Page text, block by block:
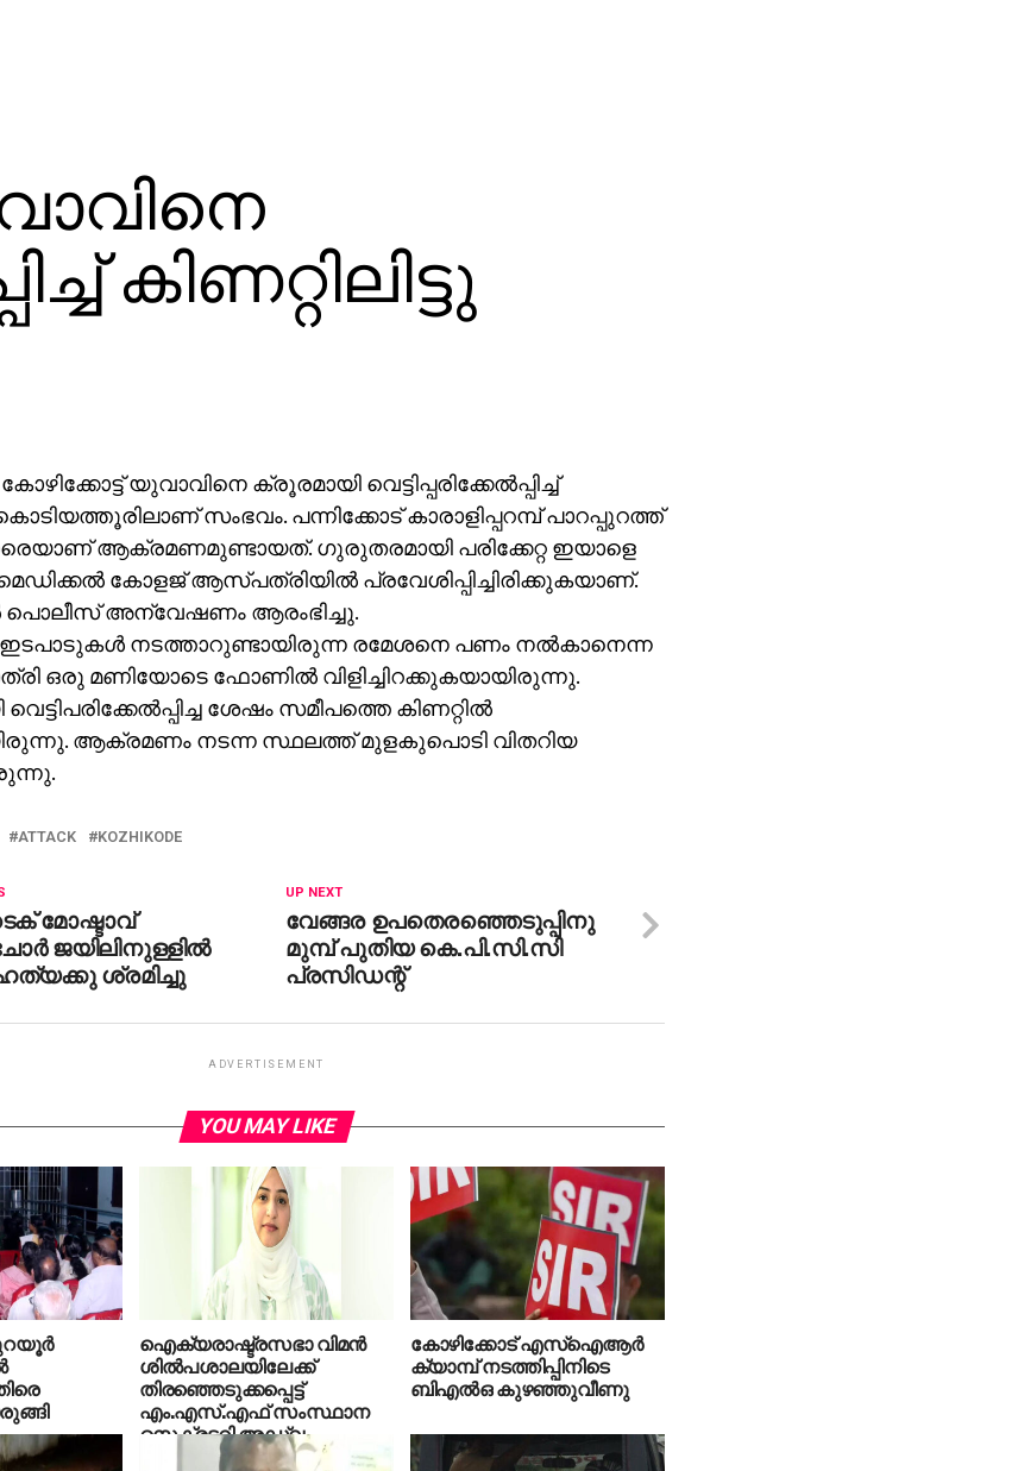
കിണറ്റിലിട്ടു
യുവാവിനെ ക്രൂരമായി വെട്ടിപ്പരിക്കേല്‍പ്പിച്ച്
കൊടിയത്തൂരിലാണ് സംഭവം. പന്നിക്കോട് കാരാളിപ്പറമ്പ് പാറപ്പുറത്ത്
ആക്രമണമുണ്ടായത്. ഗുരുതരമായി പരിക്കേറ്റ ഇയാളെ
കോളജ് ആസ്പത്രിയില്‍ പ്രവേശിപ്പിച്ചിരിക്കുകയാണ്.
പൊലീസ് അന്വേഷണം ആരംഭിച്ചു.
നടത്താറുണ്ടായിരുന്ന രമേശനെ പണം നല്‍കാനെന്ന
ഒരു മണിയോടെ ഫോണില്‍ വിളിച്ചിറക്കുകയായിരുന്നു.
ശേഷം സമീപത്തെ കിണറ്റില്‍
ആക്രമണം നടന്ന സ്ഥലത്ത് മുളകുപൊടി വിതറിയ
ATTACK KOZHIKODE
UP NEXT
വേങ്ങര ഉപതെരഞ്ഞെടുപ്പിനു
മുമ്പ് പുതിയ കെ.പി.സി.സി
പ്രസിഡന്റ്
മോഷ്ടാവ്
ജയിലിനുള്ളില്‍
ശ്രമിച്ചു
ADVERTISEMENT
YOU MAY LIKE
ഐക്യരാഷ്ട്രസഭാ വിമന്‍
ശില്‍പശാലയിലേക്ക്
തിരഞ്ഞെടുക്കപ്പെട്ട്
എം.എസ്.എഫ് സംസ്ഥാന
സെക്രട്ടറി അഡ്വ.
തൊഹാനി
കോഴിക്കോട് എസ്‌ഐആര്‍
ക്യാമ്പ് നടത്തിപ്പിനിടെ
ബിഎല്‍ഒ കുഴഞ്ഞുവീണു